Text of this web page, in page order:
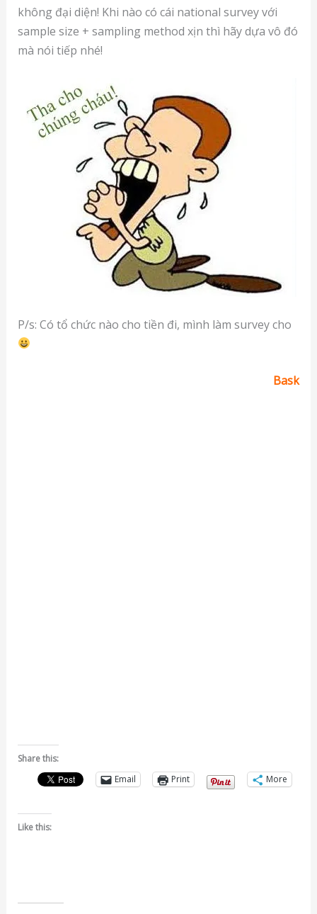
không đại diện! Khi nào có cái national survey với
sample size + sampling method xịn thì hãy dựa vô đó
mà nói tiếp nhé!
P/s: Có tổ chức nào cho tiền đi, mình làm survey cho
Bask
Share this:
Email
Print More
Like this: